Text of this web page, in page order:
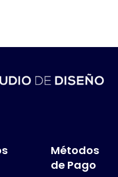
Métodos
de Pago